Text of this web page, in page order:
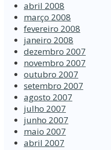
abril 2008
março 2008
fevereiro 2008
janeiro 2008
dezembro 2007
novembro 2007
outubro 2007
setembro 2007
agosto 2007
julho 2007
junho 2007
maio 2007
abril 2007